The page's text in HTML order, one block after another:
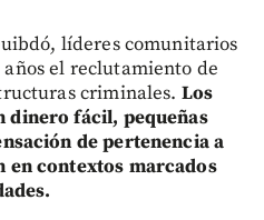
líderes comunitarios
el reclutamiento de
criminales. Los
dinero fácil, pequeñas
de pertenencia a
en contextos marcados